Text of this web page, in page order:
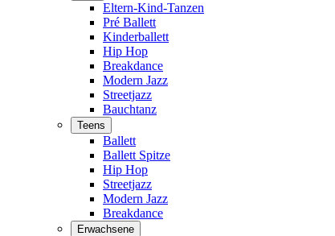
Eltern-Kind-Tanzen
Pré Ballett
Kinderballett
Hip Hop
Breakdance
Modern Jazz
Streetjazz
Bauchtanz
Teens
Ballett
Ballett Spitze
Hip Hop
Streetjazz
Modern Jazz
Breakdance
Erwachsene